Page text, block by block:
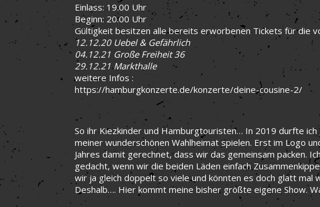
Einlass: 19.00 Uhr
Beginn: 20.00 Uhr
Gültigkeit besitzen alle bereits erworbenen Tickets für die
12.12.20 Uebel & Gefährlich
04.12.21 Große Freiheit 36
29.12.21 Markthalle
weitere Infos :
https://hamburgkonzerte.de/konzerte/deine-cousine-2/
So ihr Kiezkinder und Hamburgtouristen… In 2019 durfte ich
meiner wunderschönen Wahlheimat spielen. Erst im Logo
Jahres damit gerechnet, dass wir das gemeinsam packen.
gedacht, wenn wir die beiden Läden einfach
wir ja gleich doppelt so viele und könnten es doch glatt mal
Deshalb…. Hier kommt meine bisher größte eigene Show.